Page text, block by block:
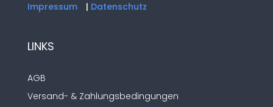
Impressum
| Datenschutz
LINKS
AGB
Versand- & Zahlungsbedingungen